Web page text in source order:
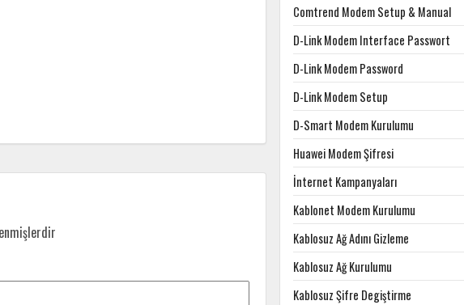
Comtrend Modem Setup & Manual
D-Link Modem Interface Passwort
D-Link Modem Password
D-Link Modem Setup
D-Smart Modem Kurulumu
Huawei Modem Şifresi
İnternet Kampanyaları
Kablonet Modem Kurulumu
Kablosuz Ağ Adını Gizleme
Kablosuz Ağ Kurulumu
Kablosuz Şifre Degiştirme